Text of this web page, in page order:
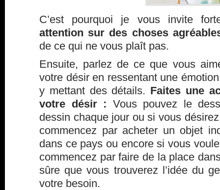
C’est pourquoi je vous invite
attention sur des choses
de ce qui ne vous plaît pas.
Ensuite, parlez de ce que vous
votre désir en ressentant une
y mettant des détails. Faites une
votre désir : Vous pouvez le
dessin chaque jour ou si vous
commencez par acheter un objet
dans ce pays ou encore si vous
commencez par faire de la place
sûre que vous trouverez l’idée du
votre besoin.